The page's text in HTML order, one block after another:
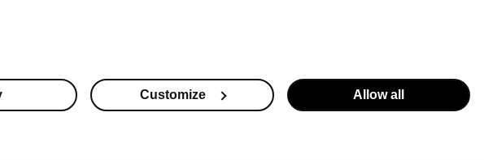
Customize Allow all
OmegaMe MEN lub OmegaMe Forte , czyli wysoko
wersję w płynie.